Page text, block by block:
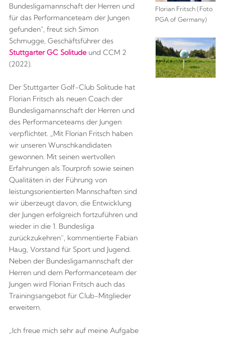
Bundesligamannschaft der Herren und
für das Performanceteam der Jungen
gefunden", freut sich Simon
Schmugge, Geschäftsführer des
Stuttgarter GC Solitudeund CCM 2
(2022).
Der Stuttgarter Golf-Club Solitude hat
Florian Fritsch als neuen Coach der
Bundesligamannschaft der Herren und
des Performanceteams der Jungen
verpflichtet. „Mit Florian Fritsch haben
wir unseren Wunschkandidaten
gewonnen. Mit seinen wertvollen
Erfahrungen als Tourprofi sowie seinen
Qualitäten in der Führung von
leistungsorientierten Mannschaften sind
wir überzeugt davon, die Entwicklung
der Jungen erfolgreich fortzuführen und
wieder in die 1. Bundesliga
zurückzukehren“, kommentierte Fabian
Haug, Vorstand für Sport und Jugend.
Neben der Bundesligamannschaft der
Herren und dem Performanceteam der
Jungen wird Florian Fritsch auch das
Trainingsangebot für Club-Mitglieder
erweitern.
„Ich freue mich sehr auf meine Aufgabe
Florian Fritsch (Foto
PGA of Germany)